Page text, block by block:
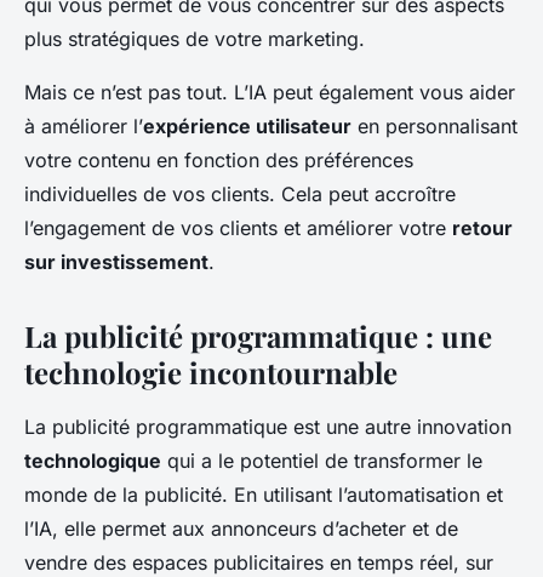
qui vous permet de vous concentrer sur des aspects
plus stratégiques de votre marketing.
Mais ce n’est pas tout. L’IA peut également vous aider
à améliorer l’expérience utilisateur en personnalisant
votre contenu en fonction des préférences
individuelles de vos clients. Cela peut accroître
l’engagement de vos clients et améliorer votre retour
sur investissement.
La publicité programmatique : une
technologie incontournable
La publicité programmatique est une autre innovation
technologique qui a le potentiel de transformer le
monde de la publicité. En utilisant l’automatisation et
l’IA, elle permet aux annonceurs d’acheter et de
vendre des espaces publicitaires en temps réel, sur